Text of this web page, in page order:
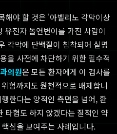
해야 할 것은 '아벨리노 각막이상
유전자 돌연변이를 가진 사람이
각막에 단백질이 침착되어 실명
을 사전에 차단하기 위한 필수적
의원은 모든 환자에게 이 검사를
험까지도 원천적으로 배제합니
한다는 양적인 측면을 넘어, 환
타협도 하지 않겠다는 질적인 약
심을 보여주는 사례입니다.